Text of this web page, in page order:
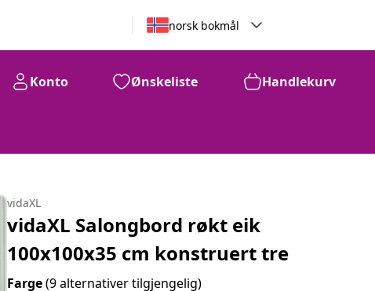
norsk bokmål
Konto Ønskeliste Handlekurv
vidaXL
vidaXL Salongbord røkt eik
100x100x35 cm konstruert tre
Farge(9 alternativer tilgjengelig)